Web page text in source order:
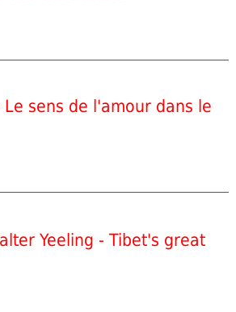
sens de l'amour dans le
Yeeling - Tibet's great